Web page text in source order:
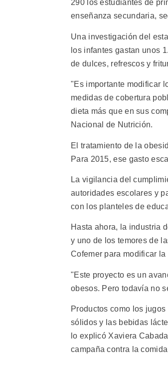
290 los estudiantes de
enseñanza secundaria,
Una investigación del
los infantes gastan unos
de dulces, refrescos y
"Es importante modificar
medidas de cobertura
dieta más que en sus
Nacional de Nutrición.
El tratamiento de la
Para 2015, ese gasto
La vigilancia del
autoridades escolares y
con los planteles de
Hasta ahora, la industria
y uno de los temores de
Cofemer para modificar
"Este proyecto es un
obesos. Pero todavía no
Productos como los
sólidos y las bebidas
lo explicó Xaviera
campaña contra la